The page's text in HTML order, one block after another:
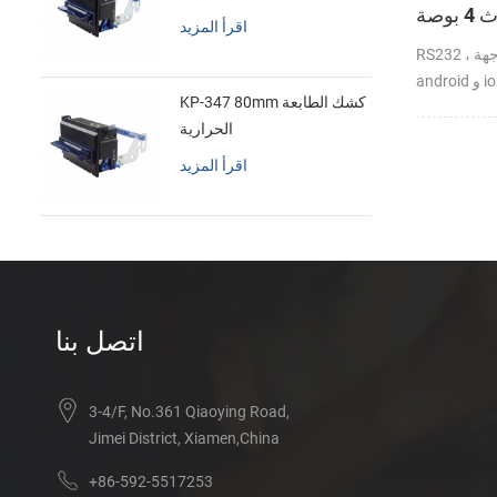
RS232 ، بلوتوث ، واجهة USB دعم
اقرأ المزيد
KP-347 80mm كشك الطابعة
الحرارية
اقرأ المزيد
اتصل بنا
3-4/F, No.361 Qiaoying Road,
Jimei District, Xiamen,China
+86-592-5517253